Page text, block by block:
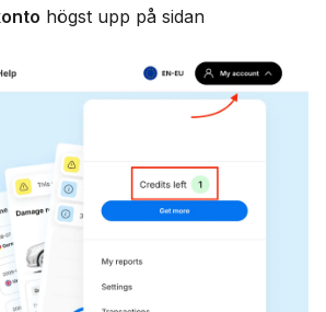
högst upp på sidan